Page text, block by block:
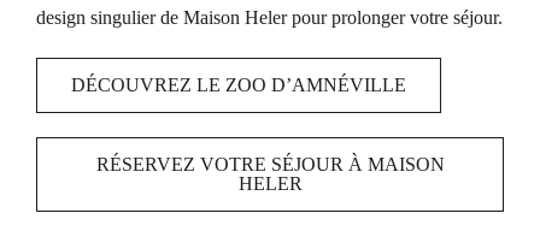
design singulier de Maison Heler pour prolonger votre séjour.
DÉCOUVREZ LE ZOO D’AMNÉVILLE
RÉSERVEZ VOTRE SÉJOUR À MAISON
HELER